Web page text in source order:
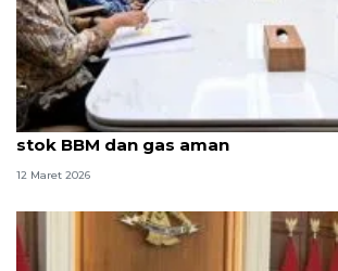
Prabowo ratas dengan DEN,
stok BBM dan gas aman
12 Maret 2026